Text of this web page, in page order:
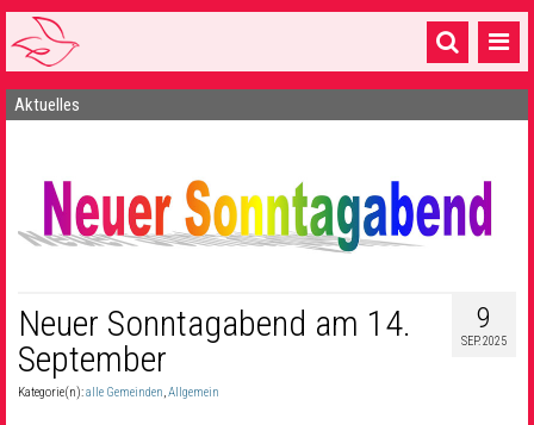
Startseite
16 Gemeinden & mehr
Gottesdienste & Sinnsuche
Gemeinschaft & Soziales
Musik& Kultur
Aktuelles
9
SEP. 2025
Neuer Sonntagabend am 14.
September
Kategorie(n):alle Gemeinden,Allgemein